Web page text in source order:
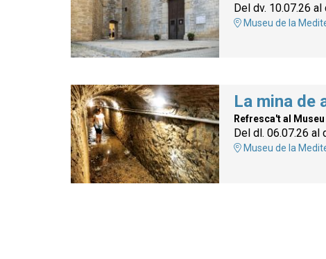
Del dv. 10.07.26 al
Museu de la
La mina de
Refresca't al Museu
Del dl. 06.07.26 al
Museu de la